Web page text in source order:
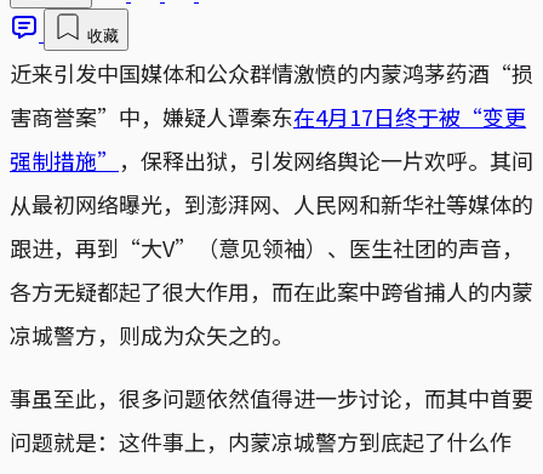
收藏
近来引发中国媒体和公众群情激愤的内蒙鸿茅药酒“损
害商誉案”中，嫌疑人谭秦东在4月17日终于被“变更
强制措施” ，保释出狱，引发网络舆论一片欢呼。其间
从最初网络曝光，到澎湃网、人民网和新华社等媒体的
跟进，再到“大V”（意见领袖）、医生社团的声音，
各方无疑都起了很大作用，而在此案中跨省捕人的内蒙
凉城警方，则成为众矢之的。
事虽至此，很多问题依然值得进一步讨论，而其中首要
问题就是：这件事上，内蒙凉城警方到底起了什么作